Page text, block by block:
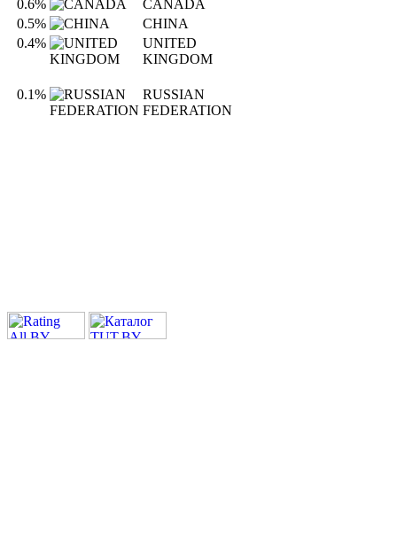
0.6%
CANADA
0.5%
CHINA
0.4%
UNITED
KINGDOM
0.1%
RUSSIAN
FEDERATION